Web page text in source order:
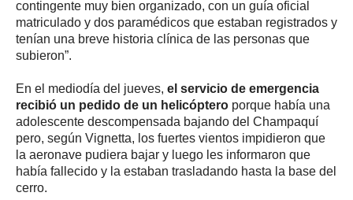
contingente muy bien organizado, con un guía oficial
matriculado y dos paramédicos que estaban registrados y
tenían una breve historia clínica de las personas que
subieron”.
En el mediodía del jueves, el servicio de emergencia
recibió un pedido de un helicóptero porque había una
adolescente descompensada bajando del Champaquí
pero, según Vignetta, los fuertes vientos impidieron que
la aeronave pudiera bajar y luego les informaron que
había fallecido y la estaban trasladando hasta la base del
cerro.